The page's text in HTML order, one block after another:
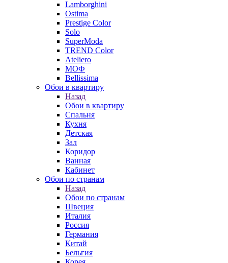
Lamborghini
Ostima
Prestige Color
Solo
SuperModa
TREND Color
Ateliero
МОФ
Bellissima
Обои в квартиру
Назад
Обои в квартиру
Спальня
Кухня
Детская
Зал
Коридор
Ванная
Кабинет
Обои по странам
Назад
Обои по странам
Швеция
Италия
Россия
Германия
Китай
Бельгия